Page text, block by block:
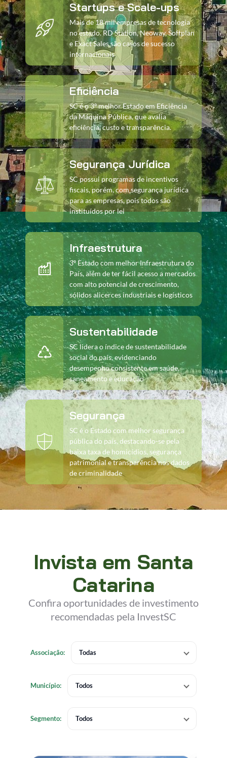
Startups e Scale-ups
Mais de 18 mil empresas de tecnologia
no estado. RD Station, Neoway, Softplan
e Exact Sales são casos de sucesso
internacionais
Eficiência
SC é o 3º melhor Estado em Eficiência
da Máquina Pública, que avalia
eficiência, custo e transparência.
Segurança Jurídica
SC possui programas de incentivos
fiscais, porém, com segurança jurídica
para as empresas, pois todos são
instituídos por lei
Infraestrutura
3º Estado com melhor Infraestrutura do
País, além de ter fácil acesso a mercados
com alto potencial de crescimento,
sólidos alicerces industriais e logísticos
Sustentabilidade
SC lidera o índice de sustentabilidade
social do país, evidenciando
desempenho consistente em saúde,
saneamento e educação
Segurança
SC é o Estado com melhor segurança
pública do país, destacando-se pela
baixa taxa de homicídios, segurança
patrimonial e transparência nos dados
de criminalidade
Invista em Santa
Catarina
Confira oportunidades de investimento
recomendadas pela InvestSC
Associação: Todas
Município: Todos
Segmento: Todos